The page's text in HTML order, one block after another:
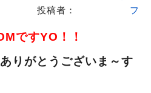
投稿者：
フ
ですYO！！
りがとうございま～す